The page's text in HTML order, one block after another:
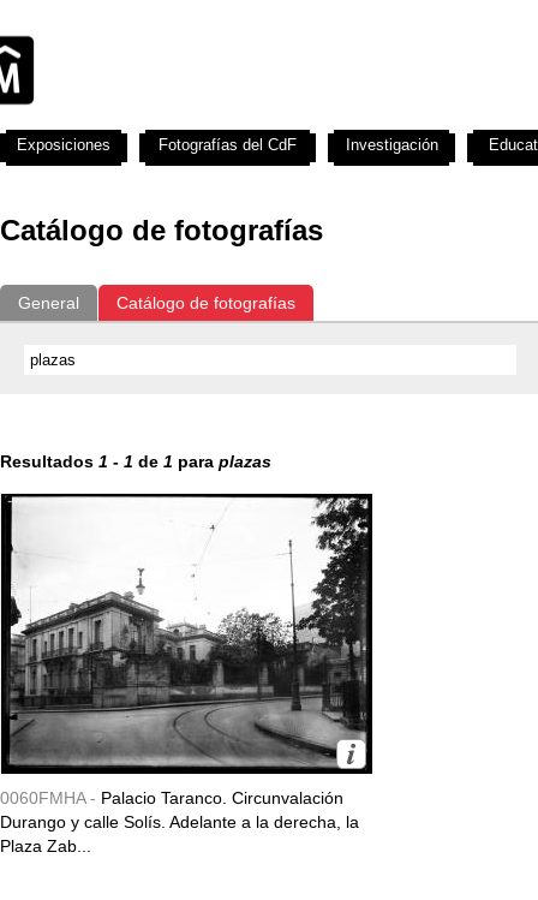
Catálogo de fotografías
General Catálogo de fotografías
Resultados 1 - 1 de 1 para plazas
0060FMHA - Palacio Taranco. Circunvalación
Durango y calle Solís. Adelante a la derecha, la
Plaza Zab...
Exposiciones Fotografías del CdF Investigación